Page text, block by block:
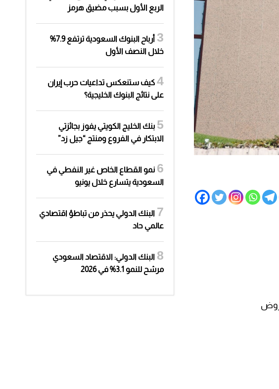
الربع الأول بسبب مضيق هرمز
أرباح البنوك السعودية ترتفع 7.9%
خلال النصف الأول
كيف ستنعكس تداعيات حرب إيران
على نتائج البنوك الخليجية؟
بنك الخليج الكويتي يفوز بجائزتي
الابتكار في الفروع ومنتج “جيل زد”
نمو القطاع الخاص غير النفطي في
السعودية يتسارع خلال يونيو
البنك الدولي يحذر من تباطؤ اقتصادي
عالمي حاد
البنك الدولي: الاقتصاد السعودي
مرشح للنمو 3.1% في 2026